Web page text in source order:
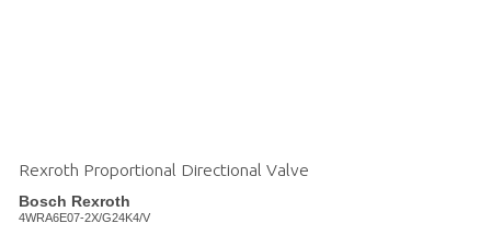
Rexroth Proportional Directional Valve
Bosch Rexroth
4WRA6E07-2X/G24K4/V